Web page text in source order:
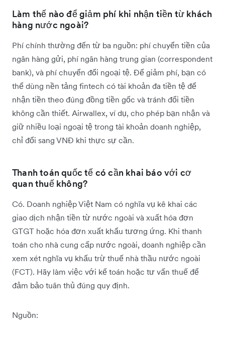
Làm thế nào để giảm phí khi nhận tiền từ khách
hàng nước ngoài?
Phí chính thường đến từ ba nguồn: phí chuyển tiền của
ngân hàng gửi, phí ngân hàng trung gian (correspondent
bank), và phí chuyển đổi ngoại tệ. Để giảm phí, bạn có
thể dùng nền tảng fintech có tài khoản đa tiền tệ để
nhận tiền theo đúng đồng tiền gốc và tránh đổi tiền
không cần thiết. Airwallex, ví dụ, cho phép bạn nhận và
giữ nhiều loại ngoại tệ trong tài khoản doanh nghiệp,
chỉ đổi sang VNĐ khi thực sự cần.
Thanh toán quốc tế có cần khai báo với cơ
quan thuế không?
Có. Doanh nghiệp Việt Nam có nghĩa vụ kê khai các
giao dịch nhận tiền từ nước ngoài và xuất hóa đơn
GTGT hoặc hóa đơn xuất khẩu tương ứng. Khi thanh
toán cho nhà cung cấp nước ngoài, doanh nghiệp cần
xem xét nghĩa vụ khấu trừ thuế nhà thầu nước ngoài
(FCT). Hãy làm việc với kế toán hoặc tư vấn thuế để
đảm bảo tuân thủ đúng quy định.
Nguồn: